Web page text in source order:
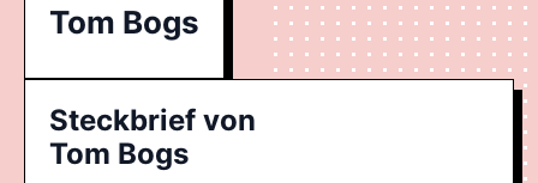
Tom Bogs
Steckbrief von
Tom Bogs